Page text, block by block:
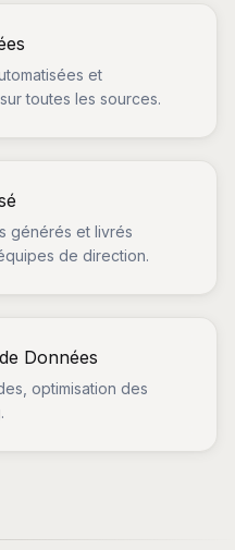
et
toutes les sources.
générés et livrés
de direction.
Données
optimisation des